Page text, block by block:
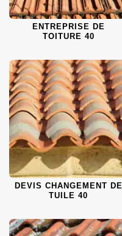
ENTREPRISE DE
TOITURE 40
DEVIS CHANGEMENT DE
TUILE 40